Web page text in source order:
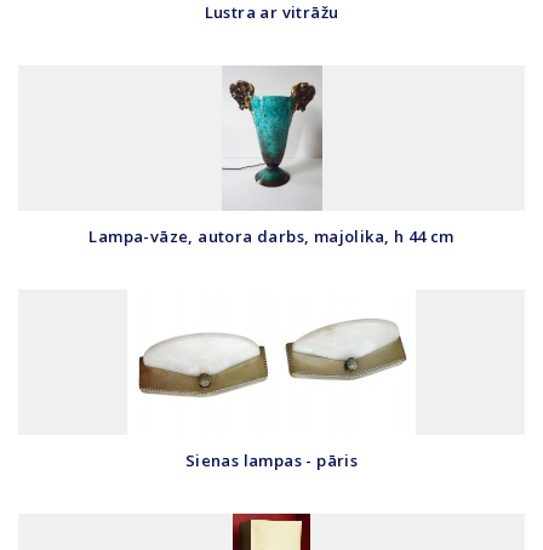
Lustra ar vitrāžu
Lampa-vāze, autora darbs, majolika, h 44 cm
Sienas lampas - pāris